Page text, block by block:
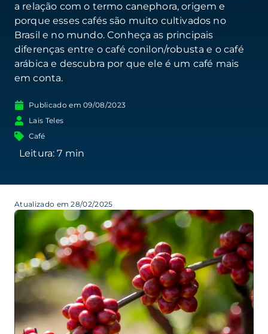
a relação com o termo canephora, origem e
porque esses cafés são muito cultivados no
Brasil e no mundo. Conheça as principais
diferenças entre o café conilon/robusta e o café
arábica e descubra por que ele é um café mais
em conta.
Publicado em 09/08/2023
Lais Teles
Café
Atualizado em 28/02/2025